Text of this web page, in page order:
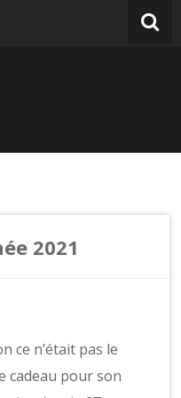
2021
ce n’était pas le
cadeau pour son